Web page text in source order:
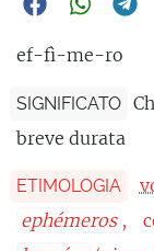
ef-fì-me-ro
SIGNIFICATO
breve durata
ETIMOLOGIA
ephémeros ,